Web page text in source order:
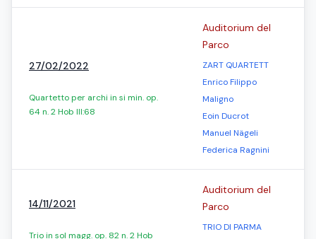
27/02/2022
Quartetto per archi in si min. op.
64 n. 2 Hob III:68
Auditorium del
Parco
ZART QUARTETT
Enrico Filippo
Maligno
Eoin Ducrot
Manuel Nägeli
Federica Ragnini
14/11/2021
Trio in sol magg. op. 82 n. 2 Hob
Auditorium del
Parco
TRIO DI PARMA